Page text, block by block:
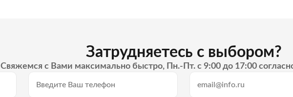
Затрудняетесь с выбором?
Свяжемся с Вами максимально быстро, Пн.-Пт. с 9:00 до 17:00